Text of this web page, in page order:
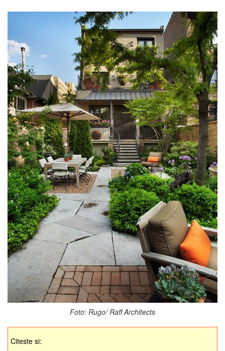
Foto: Rugo/ Raff Architects
Citeste si: